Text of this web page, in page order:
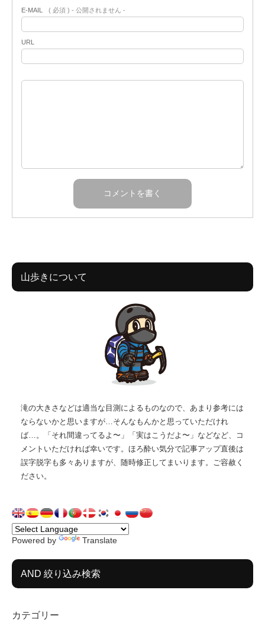
E-MAIL ( 必須 ) - 公開されません -
URL
山歩きについて
滝の大きさなどは適当な目測によるものなので、あまり参考には
ならないかと思いますが…そんなもんかと思っていただけれ
ば…。「それ間違ってるよ〜」「実はこうだよ〜」などなど、コ
メントいただければ幸いです。ほろ酔い気分で記事アップ直後は
誤字脱字も多々ありますが、随時修正してまいります。ご容赦く
ださい。
Powered by Translate
AND 絞り込み検索
カテゴリー